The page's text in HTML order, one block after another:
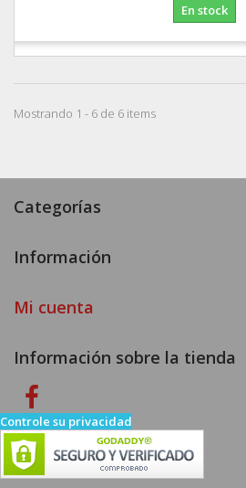
En stock
Mostrando 1 - 6 de 6 items
Categorías
Información
Mi cuenta
Información sobre la tienda
Controle su privacidad